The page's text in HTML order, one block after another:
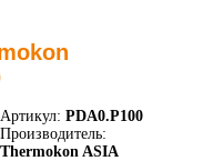
Артикул: PDA0.P100
Производитель:
Thermokon ASIA